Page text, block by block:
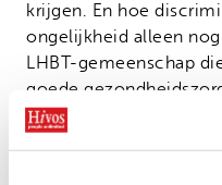
krijgen. En hoe
ongelijkheid alleen
LHBT-gemeenschap
goede
structureel